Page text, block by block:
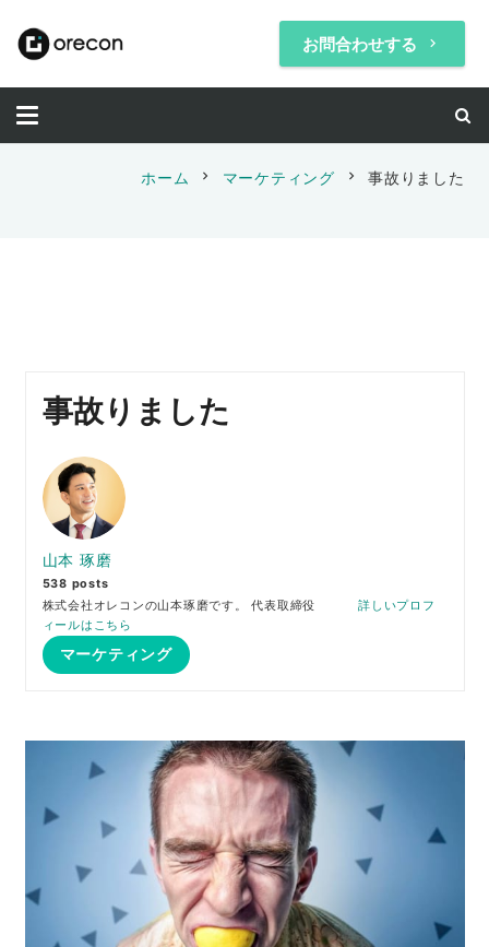
お問合わせする keyboard_arrow_right
ホーム chevron_right マーケティング chevron_right 事故りました
事故りました
山本 琢磨
538 posts
株式会社オレコンの山本琢磨です。 代表取締役 詳しいプロフ
ィールはこちら
マーケティング